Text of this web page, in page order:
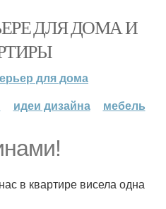
ДЛЯ ДОМА И
для дома
идеи дизайна мебель
в квартире висела одна